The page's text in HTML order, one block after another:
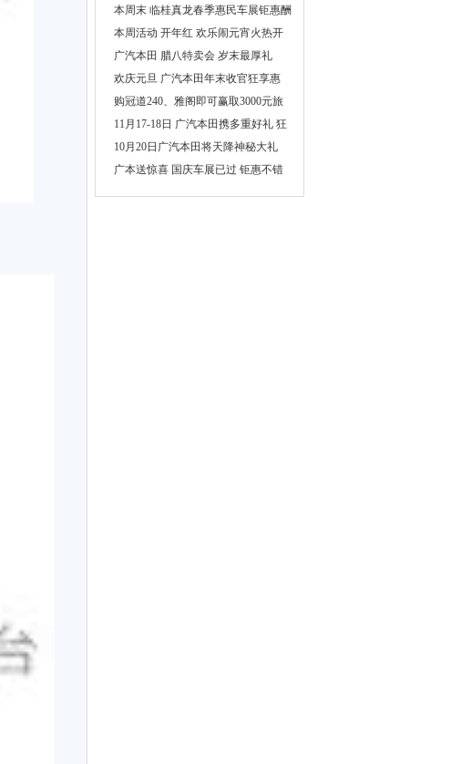
不可以错过的钜惠
本周末 临桂真龙春季惠民车展钜惠酬
宾本周活动 开年红 欢乐闹元宵火热开
展广汽本田 腊八特卖会 岁末最厚礼
欢庆元旦 广汽本田年末收官狂享惠
购冠道240、雅阁即可赢取3000元旅
游基金
11月17-18日 广汽本田携多重好礼 狂
欢惠民团车节
10月20日广汽本田将天降神秘大礼
广本送惊喜 国庆车展已过 钜惠不错